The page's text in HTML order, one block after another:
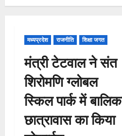
मध्यप्रदेश राजनीति शिक्षा जगत
मंत्री टेटवाल ने संत
शिरोमणि ग्लोबल
स्किल पार्क में
छात्रावास का किया